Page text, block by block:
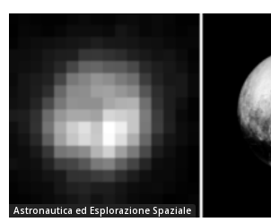
Astronautica ed Esplorazione Spaziale